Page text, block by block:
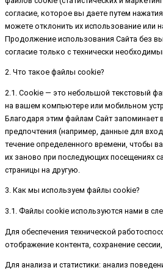
согласие, которое вы даете путем
можете отклонить их использование или
Продолжение использования Сайта без
согласие только с технически
2. Что такое файлы cookie?
2.1. Cookie — это небольшой текстовый
на вашем компьютере или мобильном
Благодаря этим файлам Сайт запоминает
предпочтения (например, данные для
течение определенного времени, чтобы
их заново при последующих посещениях
страницы на другую.
3. Как мы используем файлы cookie?
3.1. Файлы cookie используются нами в
Для обеспечения технической
отображение контента, сохранение
Для анализа и статистики: анализ